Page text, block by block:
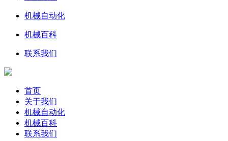
机械自动化
机械百科
联系我们
首页
关于我们
机械自动化
机械百科
联系我们